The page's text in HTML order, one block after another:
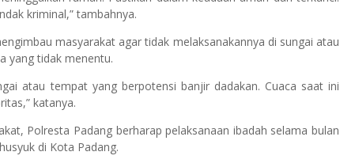
kriminal,” tambahnya.
masyarakat agar tidak melaksanakannya di sungai atau
yang tidak menentu.
atau tempat yang berpotensi banjir dadakan. Cuaca saat ini
katanya.
Polresta Padang berharap pelaksanaan ibadah selama bulan
di Kota Padang.